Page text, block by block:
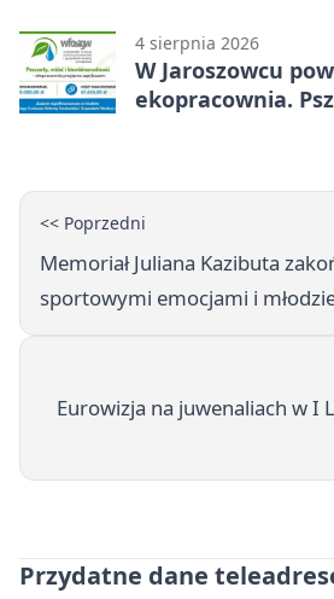
4 sierpnia 2026
W Jaroszowcu
ekopracownia.
<< Poprzedni
Memoriał Juliana Kazibuta
sportowymi emocjami i
Eurowizja na juwenaliach w I
Przydatne dane